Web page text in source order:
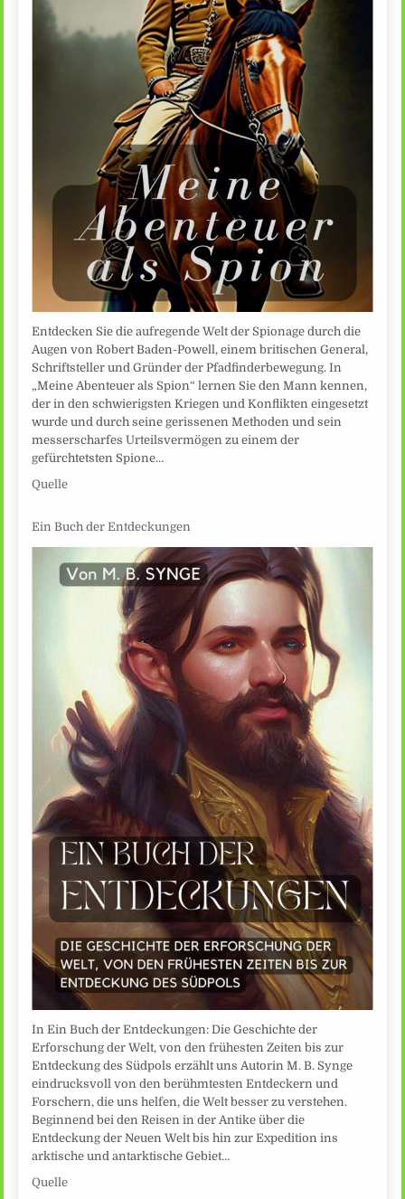
Entdecken Sie die aufregende Welt der Spionage durch die
Augen von Robert Baden-Powell, einem britischen General,
Schriftsteller und Gründer der Pfadfinderbewegung. In
„Meine Abenteuer als Spion“ lernen Sie den Mann kennen,
der in den schwierigsten Kriegen und Konflikten eingesetzt
wurde und durch seine gerissenen Methoden und sein
messerscharfes Urteilsvermögen zu einem der
gefürchtetsten Spione…
Quelle
Ein Buch der Entdeckungen
In Ein Buch der Entdeckungen: Die Geschichte der
Erforschung der Welt, von den frühesten Zeiten bis zur
Entdeckung des Südpols erzählt uns Autorin M. B. Synge
eindrucksvoll von den berühmtesten Entdeckern und
Forschern, die uns helfen, die Welt besser zu verstehen.
Beginnend bei den Reisen in der Antike über die
Entdeckung der Neuen Welt bis hin zur Expedition ins
arktische und antarktische Gebiet…
Quelle